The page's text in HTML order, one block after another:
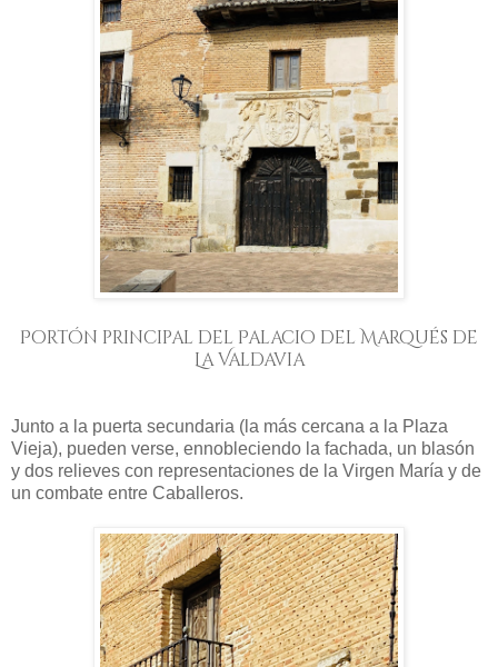
Portón principal del Palacio del Marqués de
La Valdavia
Junto a la puerta secundaria (la más cercana a la Plaza
Vieja), pueden verse, ennobleciendo la fachada, un blasón
y dos relieves con representaciones de la Virgen María y de
un combate entre Caballeros.